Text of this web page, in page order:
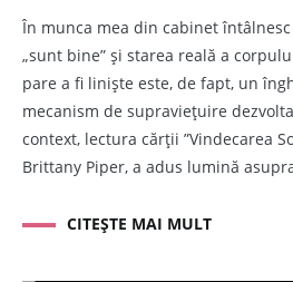
În munca mea din cabinet
„sunt bine” și starea reală a
pare a fi liniște este, de fapt, un
mecanism de supraviețuire
context, lectura cărții ”Vindecarea
Brittany Piper, a adus lumină
CITEȘTE MAI MULT